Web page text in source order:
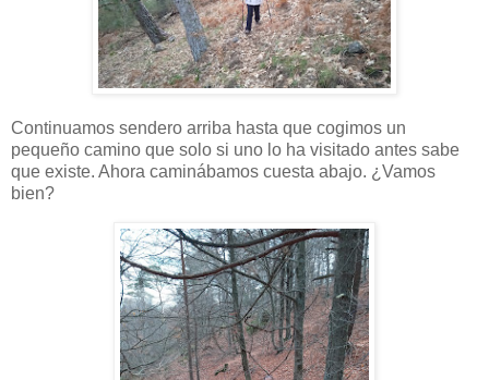
Continuamos sendero arriba hasta que cogimos un
pequeño camino que solo si uno lo ha visitado antes sabe
que existe. Ahora caminábamos cuesta abajo. ¿Vamos
bien?